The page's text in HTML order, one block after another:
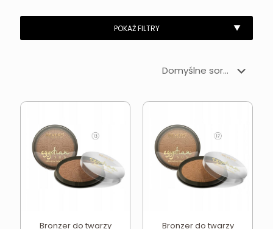
Bronzer do twarzy
Bronzer do twarzy